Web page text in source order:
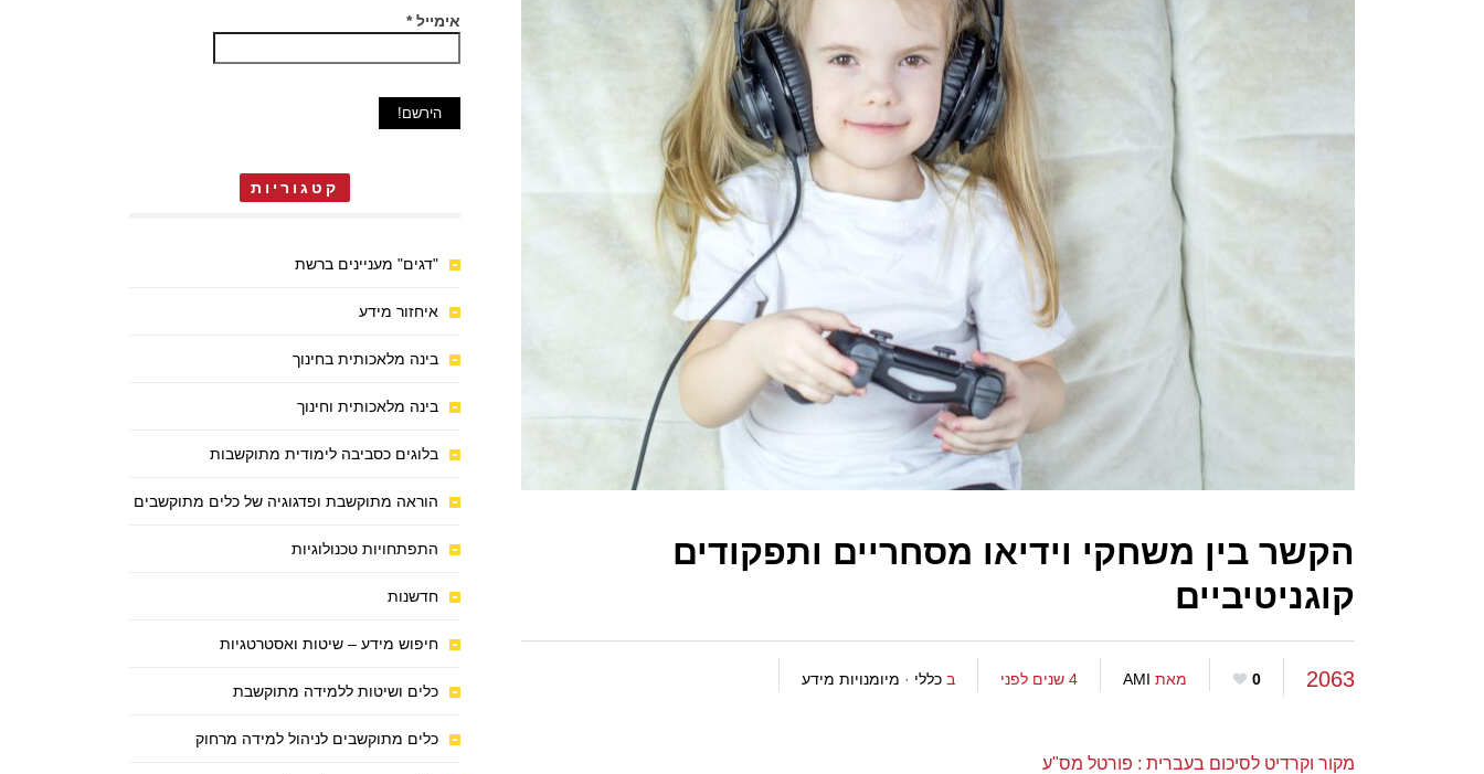
הקשר בין משחקי וידיאו מסחריים ותפקודים
קוגניטיביים
2063
0 מאת AMI 4 שנים לפני ב כללי · מיומנויות מידע
מקור וקרדיט לסיכום בעברית : פורטל מס"ע
אימייל*
קטגוריות
"דגים" מעניינים ברשת
איחזור מידע
בינה מלאכותית בחינוך
בינה מלאכותית וחינוך
בלוגים כסביבה לימודית מתוקשבות
הוראה מתוקשבת ופדגוגיה של כלים מתוקשבים
התפתחויות טכנולוגיות
חדשנות
חיפוש מידע – שיטות ואסטרטגיות
כלים ושיטות ללמידה מתוקשבת
כלים מתוקשבים לניהול למידה מרחוק